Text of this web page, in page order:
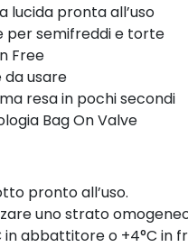
lucida pronta all’uso
per semifreddi e torte
Free
da usare
resa in pochi secondi
Bag On Valve
pronto all’uso.
uno strato
in abbattitore o +4°C in